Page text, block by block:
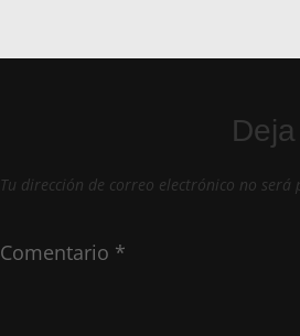
Tu dirección de correo electrónico no será
Comentario *